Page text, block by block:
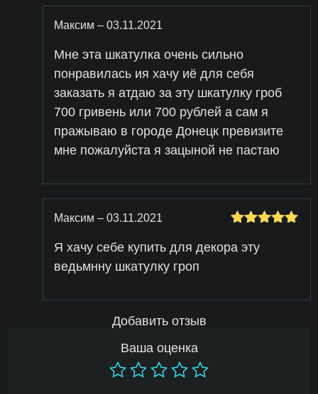
Максим – 03.11.2021
Мне эта шкатулка очень сильно
понравилась ия хачу иё для себя
заказать я атдаю за эту шкатулку гроб
700 гривень или 700 рублей а сам я
пражываю в городе Донецк превизите
мне пожалуйста я зацыной не пастаю
из 5
Максим – 03.11.2021
Я хачу себе купить для декора эту
ведьмнну шкатулку гроп
Добавить отзыв
Ваша оценка